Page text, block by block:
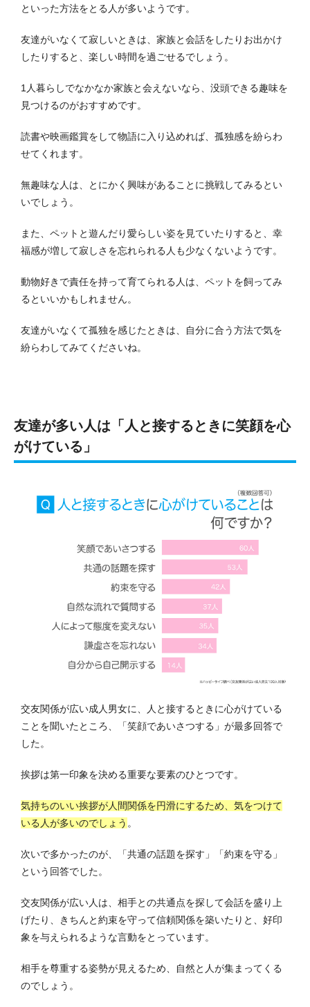
といった方法をとる人が多いようです。
友達がいなくて寂しいときは、家族と会話をしたりお出かけ
したりすると、楽しい時間を過ごせるでしょう。
1人暮らしでなかなか家族と会えないなら、没頭できる趣味を
見つけるのがおすすめです。
読書や映画鑑賞をして物語に入り込めれば、孤独感を紛らわ
せてくれます。
無趣味な人は、とにかく興味があることに挑戦してみるとい
いでしょう。
また、ペットと遊んだり愛らしい姿を見ていたりすると、幸
福感が増して寂しさを忘れられる人も少なくないようです。
動物好きで責任を持って育てられる人は、ペットを飼ってみ
るといいかもしれません。
友達がいなくて孤独を感じたときは、自分に合う方法で気を
紛らわしてみてくださいね。
友達が多い人は「人と接するときに笑顔を心
がけている」
交友関係が広い成人男女に、人と接するときに心がけている
ことを聞いたところ、「笑顔であいさつする」が最多回答で
した。
挨拶は第一印象を決める重要な要素のひとつです。
気持ちのいい挨拶が人間関係を円滑にするため、気をつけて
いる人が多いのでしょう 。
次いで多かったのが、「共通の話題を探す」「約束を守る」
という回答でした。
交友関係が広い人は、相手との共通点を探して会話を盛り上
げたり、きちんと約束を守って信頼関係を築いたりと、好印
象を与えられるような言動をとっています。
相手を尊重する姿勢が見えるため、自然と人が集まってくる
のでしょう。